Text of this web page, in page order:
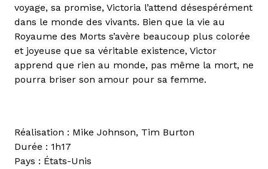
voyage, sa promise, Victoria l’attend désespérément
dans le monde des vivants. Bien que la vie au
Royaume des Morts s’avère beaucoup plus colorée
et joyeuse que sa véritable existence, Victor
apprend que rien au monde, pas même la mort, ne
pourra briser son amour pour sa femme.
Réalisation : Mike Johnson, Tim Burton
Durée : 1h17
Pays : États-Unis